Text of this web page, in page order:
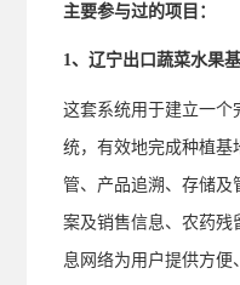
主要参与过的项目：
1、辽宁出口蔬菜水果
这套系统用于建立一个
统，有效地完成种植基
管、产品追溯、存储及
案及销售信息、农药残
息网络为用户提供方